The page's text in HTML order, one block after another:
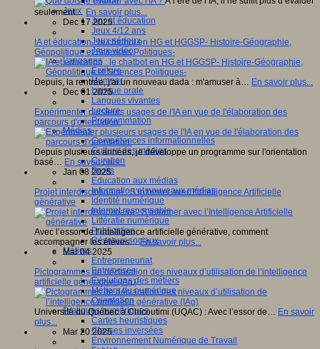
Jeux
Jeu et éducation
Jeux 4/12 ans
Jeux sérieux
Jeux vidéo
Langages
Ecriture
Humour
Langue orale
Langues vivantes
Lecture
Programmation
Médias
Compétences informationnelles
Culture des médias
Curation
Droits
Education aux médias
Information et nouveaux médias
Identité numérique
Internet responsable
Littératie numérique
Publication
Réseaux sociaux
Métiers
Entrepreneuriat
Entreprises
Evolutions des métiers
Métiers du numérique
Orientation
Pratiques numériques
Cartes heuristiques
Classes inversées
Environnement Numérique de Travail
seulement… En savoir plus...
Dec 17 2025
IA et éducation : le chatbot en HG et HGGSP- Histoire-Géographie,
Géopolitique et Sciences Politiques-
Depuis, la rentrée, j'ai un nouveau dada : m'amuser à… En savoir plus...
Dec 01 2025
Expérimenter plusieurs usages de l'IA en vue de l'élaboration des
parcours d'orientation.
Depuis plusieurs années, je développe un programme sur l'orientation
basé… En savoir plus...
Jan 08 2025
Projet interdisciplinaire : S’informer avec l’Intelligence Artificielle
générative
Avec l’essor de l’intelligence artificielle générative, comment
accompagner les élèves…En savoir plus...
Mar 04 2025
Pictogrammes de déclaration des niveaux d’utilisation de l’intelligence
artificielle générative (IAg)
Université du Québec à Chicoutimi (UQAC) : Avec l’essor de… En savoir
plus...
Mar 20 2025